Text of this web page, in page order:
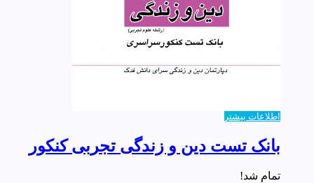
اطلاعات بیشتر
بانک تست دین و زندگی تجربی کنکور
تمام شد!